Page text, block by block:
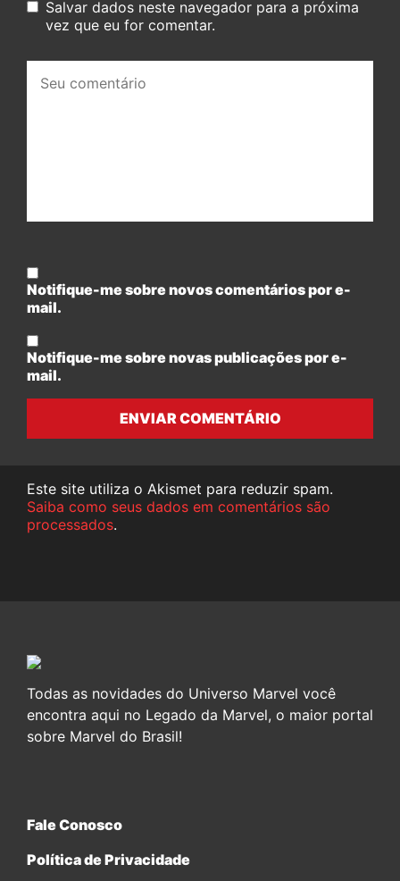
Salvar dados neste navegador para a próxima
vez que eu for comentar.
comentário:
Notifique-me sobre novos comentários por e-
mail.
Notifique-me sobre novas publicações por e-
mail.
ENVIAR COMENTÁRIO
Este site utiliza o Akismet para reduzir spam.
Saiba como seus dados em comentários são
processados.
Todas as novidades do Universo Marvel você
encontra aqui no Legado da Marvel, o maior portal
sobre Marvel do Brasil!
Fale Conosco
Política de Privacidade